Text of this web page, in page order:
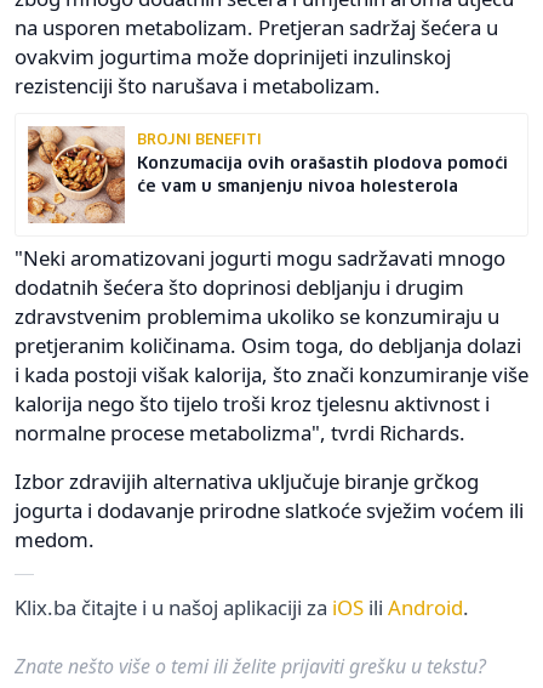
na usporen metabolizam. Pretjeran sadržaj šećera u
ovakvim jogurtima može doprinijeti inzulinskoj
rezistenciji što narušava i metabolizam.
BROJNI BENEFITI
Konzumacija ovih orašastih plodova pomoći
će vam u smanjenju nivoa holesterola
"Neki aromatizovani jogurti mogu sadržavati mnogo
dodatnih šećera što doprinosi debljanju i drugim
zdravstvenim problemima ukoliko se konzumiraju u
pretjeranim količinama. Osim toga, do debljanja dolazi
i kada postoji višak kalorija, što znači konzumiranje više
kalorija nego što tijelo troši kroz tjelesnu aktivnost i
normalne procese metabolizma", tvrdi Richards.
Izbor zdravijih alternativa uključuje biranje grčkog
jogurta i dodavanje prirodne slatkoće svježim voćem ili
medom.
Klix.ba čitajte i u našoj aplikaciji za iOS ili Android.
Znate nešto više o temi ili želite prijaviti grešku u tekstu?